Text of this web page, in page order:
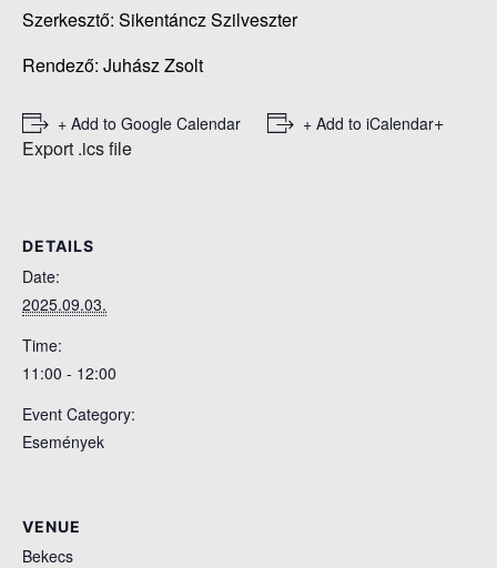
Szerkesztő: Sikentáncz Szilveszter
Rendező: Juhász Zsolt
+ Add to Google Calendar + Add to iCalendar+
Export .ics file
DETAILS
Date:
2025.09.03.
Time:
11:00 - 12:00
Event Category:
Események
VENUE
Bekecs